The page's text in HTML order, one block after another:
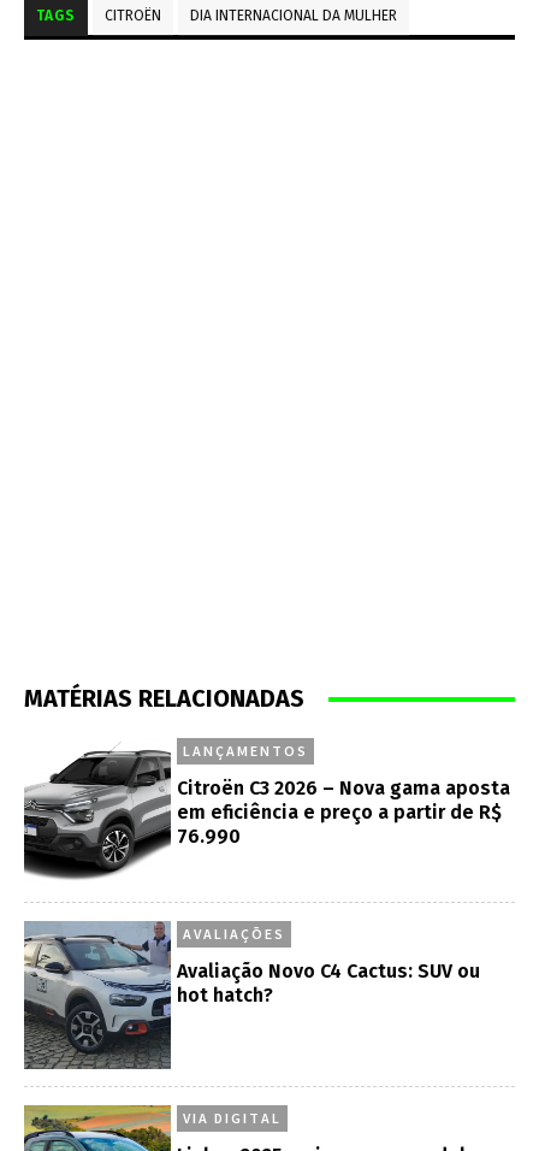
TAGS CITROËN DIA INTERNACIONAL DA MULHER
MATÉRIAS RELACIONADAS
LANÇAMENTOS
Citroën C3 2026 – Nova gama aposta
em eficiência e preço a partir de R$
76.990
AVALIAÇÕES
Avaliação Novo C4 Cactus: SUV ou
hot hatch?
VIA DIGITAL